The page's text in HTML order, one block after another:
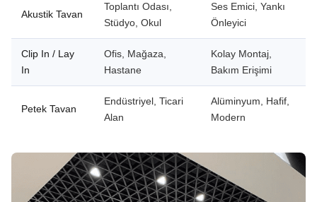
Akustik Tavan
Toplantı Odası,
Stüdyo, Okul
Ses Emici, Yankı
Önleyici
Clip In / Lay
In
Ofis, Mağaza,
Hastane
Kolay Montaj,
Bakım Erişimi
Petek Tavan
Endüstriyel, Ticari
Alan
Alüminyum, Hafif,
Modern